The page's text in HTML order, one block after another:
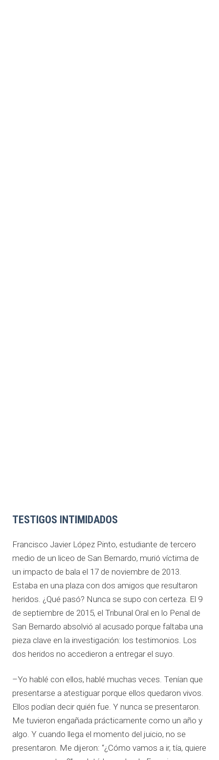
TESTIGOS INTIMIDADOS
Francisco Javier López Pinto, estudiante de tercero
medio de un liceo de San Bernardo, murió víctima de
un impacto de bala el 17 de noviembre de 2013.
Estaba en una plaza con dos amigos que resultaron
heridos. ¿Qué pasó? Nunca se supo con certeza. El 9
de septiembre de 2015, el Tribunal Oral en lo Penal de
San Bernardo absolvió al acusado porque faltaba una
pieza clave en la investigación: los testimonios. Los
dos heridos no accedieron a entregar el suyo.
–Yo hablé con ellos, hablé muchas veces. Tenían que
presentarse a atestiguar porque ellos quedaron vivos.
Ellos podían decir quién fue. Y nunca se presentaron.
Me tuvieron engañada prácticamente como un año y
algo. Y cuando llega el momento del juicio, no se
presentaron. Me dijeron: “¿Cómo vamos a ir, tía, quiere